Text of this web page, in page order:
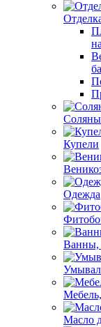
Купели
Одежда
Ванны,
Масло